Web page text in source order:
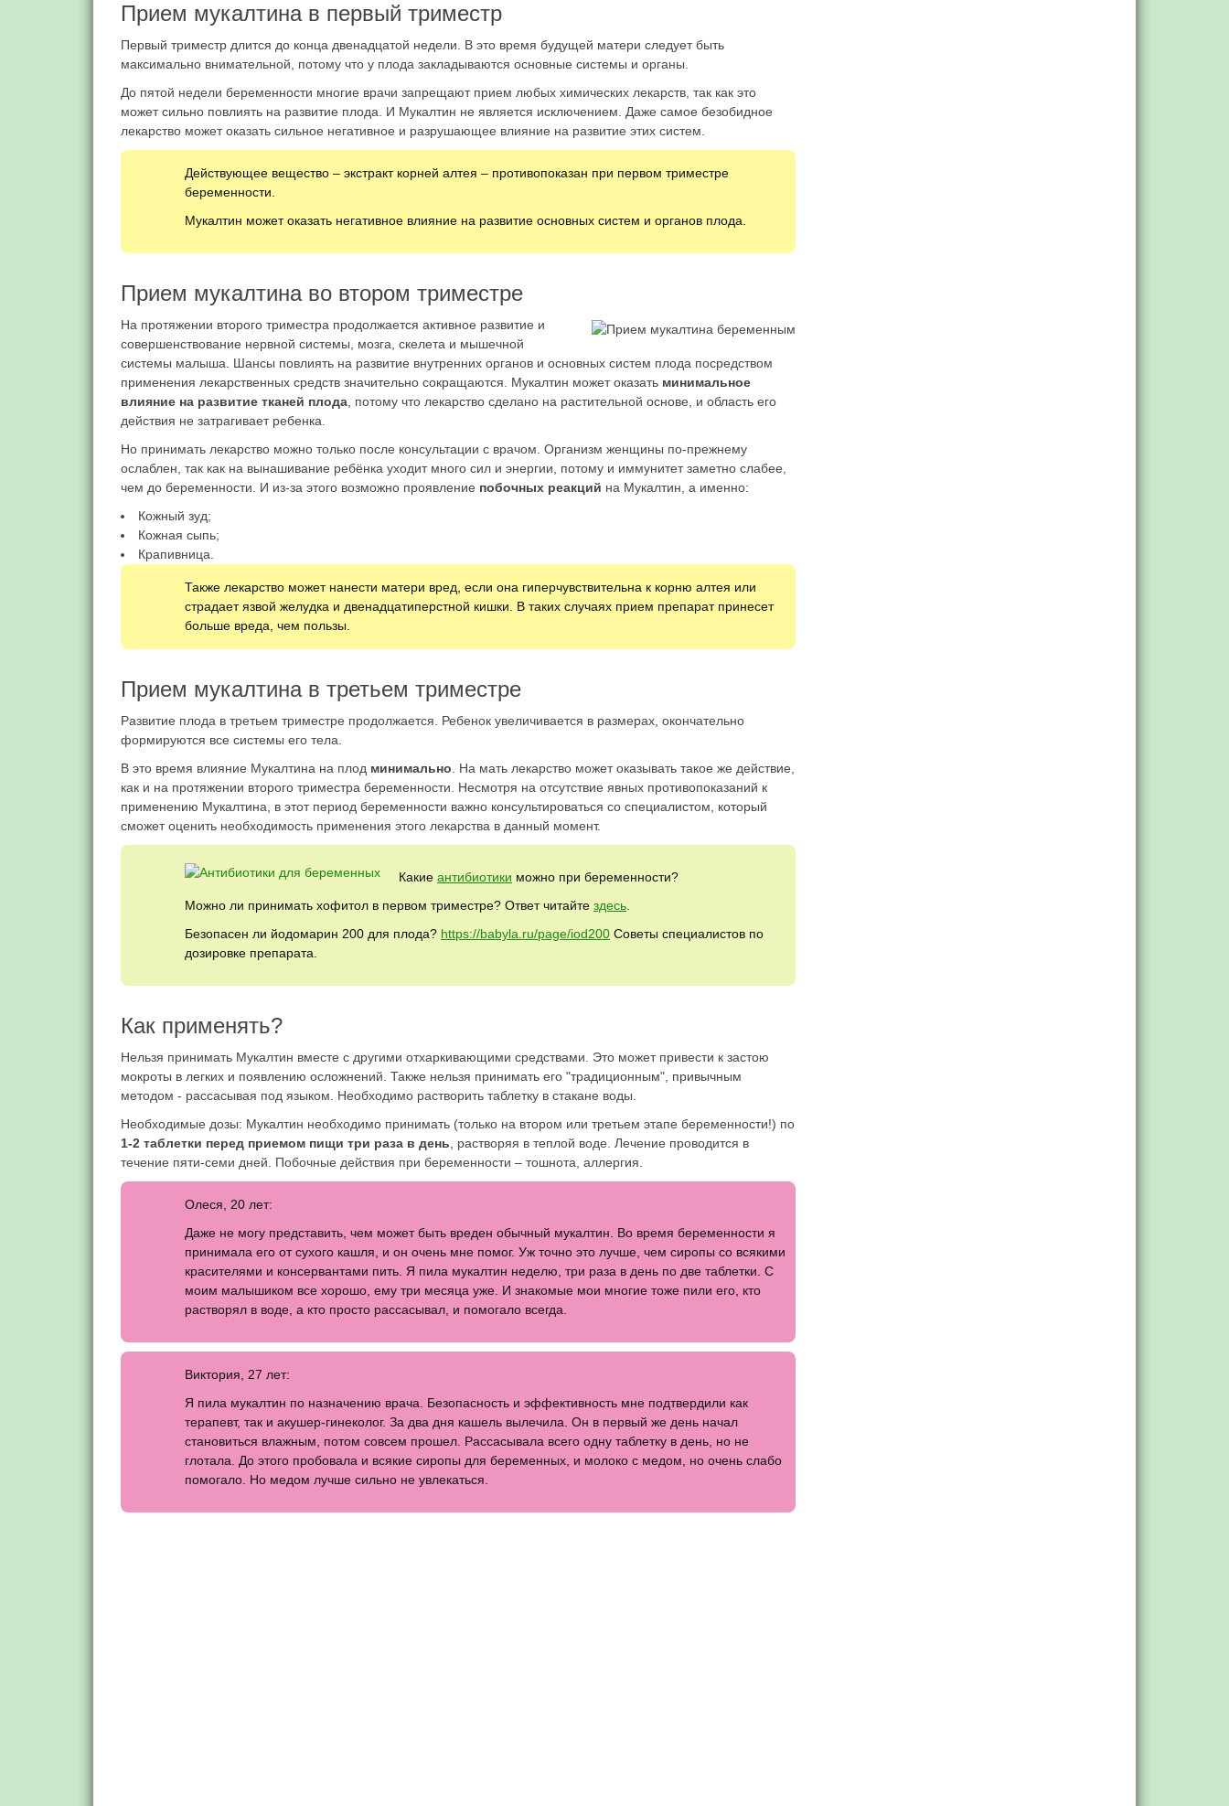
Прием мукалтина в первый триместр
Первый триместр длится до конца двенадцатой недели. В это время будущей матери следует быть
максимально внимательной, потому что у плода закладываются основные системы и органы.
До пятой недели беременности многие врачи запрещают прием любых химических лекарств, так как это
может сильно повлиять на развитие плода. И Мукалтин не является исключением. Даже самое безобидное
лекарство может оказать сильное негативное и разрушающее влияние на развитие этих систем.
Действующее вещество – экстракт корней алтея – противопоказан при первом триместре
беременности.
Мукалтин может оказать негативное влияние на развитие основных систем и органов плода.
Прием мукалтина во втором триместре
На протяжении второго триместра продолжается активное развитие и
совершенствование нервной системы, мозга, скелета и мышечной
системы малыша. Шансы повлиять на развитие внутренних органов и основных систем плода посредством
применения лекарственных средств значительно сокращаются. Мукалтин может оказать минимальное
влияние на развитие тканей плода , потому что лекарство сделано на растительной основе, и область его
действия не затрагивает ребенка.
Но принимать лекарство можно только после консультации с врачом. Организм женщины по-прежнему
ослаблен, так как на вынашивание ребёнка уходит много сил и энергии, потому и иммунитет заметно слабее,
чем до беременности. И из-за этого возможно проявление побочных реакций на Мукалтин, а именно:
Кожный зуд;
Кожная сыпь;
Крапивница.
Также лекарство может нанести матери вред, если она гиперчувствительна к корню алтея или
страдает язвой желудка и двенадцатиперстной кишки. В таких случаях прием препарат принесет
больше вреда, чем пользы.
Прием мукалтина в третьем триместре
Развитие плода в третьем триместре продолжается. Ребенок увеличивается в размерах, окончательно
формируются все системы его тела.
В это время влияние Мукалтина на плод минимально . На мать лекарство может оказывать такое же действие,
как и на протяжении второго триместра беременности. Несмотря на отсутствие явных противопоказаний к
применению Мукалтина, в этот период беременности важно консультироваться со специалистом, который
сможет оценить необходимость применения этого лекарства в данный момент.
Какие антибиотики можно при беременности?
Можно ли принимать хофитол в первом триместре? Ответ читайте здесь
Безопасен ли йодомарин 200 для плода? https://babyla.ru/page/iod200 Советы специалистов по
дозировке препарата.
Как применять?
Нельзя принимать Мукалтин вместе с другими отхаркивающими средствами. Это может привести к застою
мокроты в легких и появлению осложнений. Также нельзя принимать его "традиционным", привычным
методом - рассасывая под языком. Необходимо растворить таблетку в стакане воды.
Необходимые дозы: Мукалтин необходимо принимать (только на втором или третьем этапе беременности!) по
1-2 таблетки перед приемом пищи три раза в день , растворяя в теплой воде. Лечение проводится в
течение пяти-семи дней. Побочные действия при беременности – тошнота, аллергия.
Олеся, 20 лет:
Даже не могу представить, чем может быть вреден обычный мукалтин. Во время беременности я
принимала его от сухого кашля, и он очень мне помог. Уж точно это лучше, чем сиропы со всякими
красителями и консервантами пить. Я пила мукалтин неделю, три раза в день по две таблетки. С
моим малышиком все хорошо, ему три месяца уже. И знакомые мои многие тоже пили его, кто
растворял в воде, а кто просто рассасывал, и помогало всегда.
Виктория, 27 лет:
Я пила мукалтин по назначению врача. Безопасность и эффективность мне подтвердили как
терапевт, так и акушер-гинеколог. За два дня кашель вылечила. Он в первый же день начал
становиться влажным, потом совсем прошел. Рассасывала всего одну таблетку в день, но не
глотала. До этого пробовала и всякие сиропы для беременных, и молоко с медом, но очень слабо
помогало. Но медом лучше сильно не увлекаться.